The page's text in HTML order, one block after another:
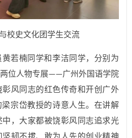
校史文化团学生交流
若楠同学和李洁同学，分别为
位人物专展——广州外国语学院
风同志的红色传奇和开创广外
梁宗岱教授的诗意人生。在讲解
，大家都被饶彰风同志追求光
韧不拔、敢为人先的创业精神